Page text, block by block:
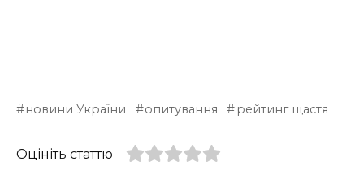
новини України опитування рейтинг щастя
Оцініть статтю